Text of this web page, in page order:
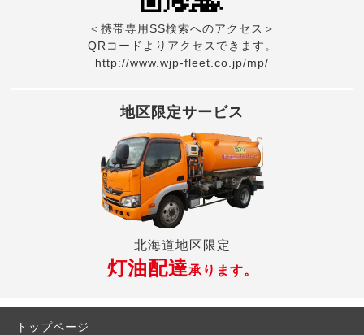
＜携帯専用SS検索へのアクセス＞
QRコードよりアクセスできます。
http://www.wjp-fleet.co.jp/mp/
地区限定サービス
北海道地区限定
灯油配達承ります。
トップページ